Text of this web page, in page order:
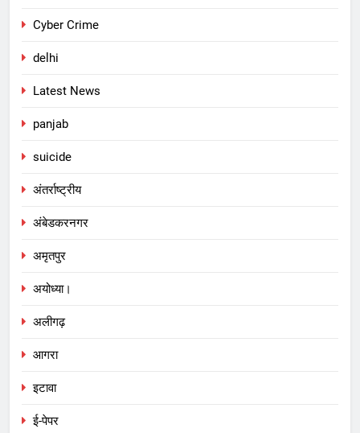
Cyber Crime
delhi
Latest News
panjab
suicide
अंतर्राष्ट्रीय
अंबेडकरनगर
अमृतपुर
अयोध्या।
अलीगढ़
आगरा
इटावा
ई-पेपर